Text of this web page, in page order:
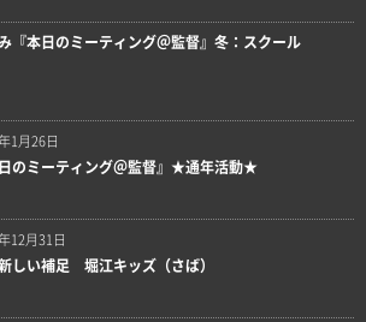
『本日のミーティング＠監督』冬：スクール
1月26日
日のミーティング＠監督』★通年活動★
12月31日
しい補足 堀江キッズ（さば）